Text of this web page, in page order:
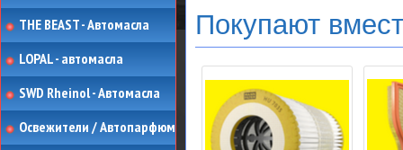
THE BEAST - Автомасла
LOPAL - автомасла
SWD Rheinol - Автомасла
Освежители / Автопарфюм
Покупают